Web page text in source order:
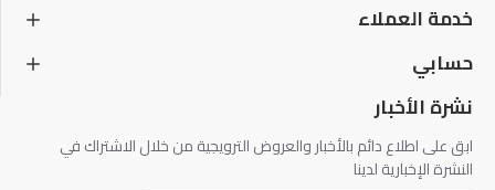
خدمة العملاء
حسابي
نشرة الأخبار
ابق على اطلاع دائم بالأخبار والعروض الترويجية من خلال الاشتراك في
النشرة الإخبارية لدينا